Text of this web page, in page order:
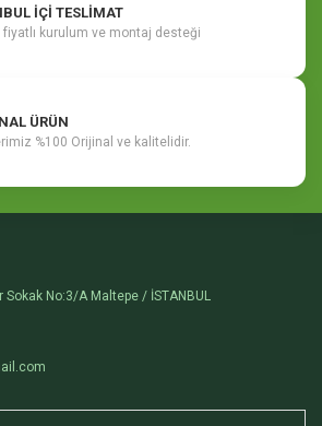
İÇİ TESLİMAT
fiyatlı kurulum ve montaj desteği
ÜRÜN
%100 Orijinal ve kalitelidir.
No:3/A Maltepe / İSTANBUL